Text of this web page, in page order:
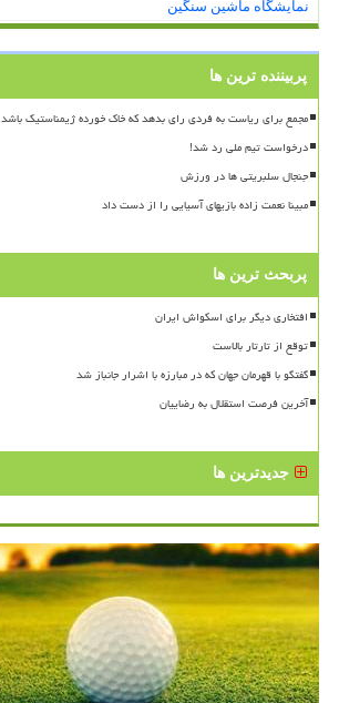
نمایشگاه ماشین سنگین
پربیننده ترین ها
مجمع برای ریاست به فردی رای بدهد که خاک خورده ژیمناستیک باشد
درخواست تیم ملی رد شد!
جنجال سلبریتی ها در ورزش
مبینا نعمت زاده بازیهای آسیایی را از دست داد
پربحث ترین ها
افتخاری دیگر برای اسکواش ایران
توقع از تارتار بالاست
گفتگو با قهرمان جهان که در مبارزه با اشرار جانباز شد
آخرین فرصت استقلال به رضاییان
جدیدترین ها